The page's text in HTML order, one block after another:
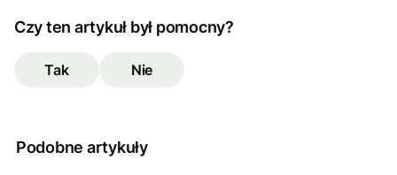
Czy ten artykuł był pomocny?
Tak Nie
Podobne artykuły